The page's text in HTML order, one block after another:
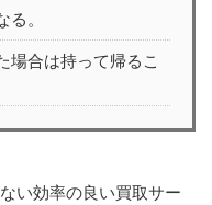
。
場合は持って帰るこ
い効率の良い買取サー